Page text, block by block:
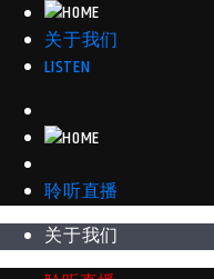
关于我们
LISTEN
聆听直播
关于我们